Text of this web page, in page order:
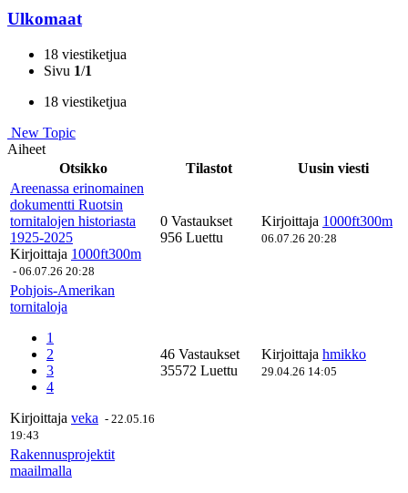
Ulkomaat
18 viestiketjua
Sivu 1/1
18 viestiketjua
New Topic
Aiheet
Otsikko
Tilastot
Uusin viesti
Areenassa erinomainen
dokumentti Ruotsin
tornitalojen historiasta
1925-2025
Kirjoittaja 1000ft300m
- 06.07.26 20:28
0 Vastaukset
956 Luettu
Kirjoittaja 1000ft300m
06.07.26 20:28
Pohjois-Amerikan
tornitaloja
1
2
3
4
Kirjoittaja veka - 22.05.16
19:43
46 Vastaukset
35572 Luettu
Kirjoittaja hmikko
29.04.26 14:05
Rakennusprojektit
maailmalla